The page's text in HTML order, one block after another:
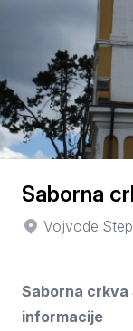
Saborna
Vojvode
Saborna
informacije